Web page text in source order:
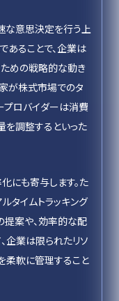
な意思決定を行う上
あることで、企業は
めの戦略的な動き
が株式市場でのタ
プロバイダーは消費
を調整するといった
にも寄与します。た
タイムトラッキング
提案や、効率的な配
企業は限られたリソ
柔軟に管理すること